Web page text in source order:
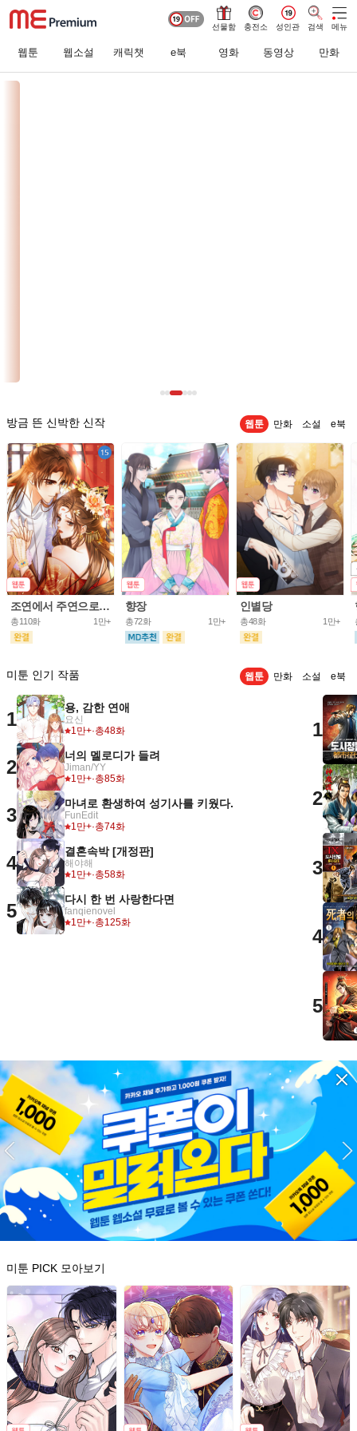
선물함 충전소 성인관 검색 메뉴
웹툰 웹소설 캐릭챗 e북 영화 동영상 만화
방금 뜬 신박한 신작 웹툰 만화 소설 e북
조연에서 주연으로 레벨업
총110화 1만+
향장
총72화 1만+
인별당
총48화 1만+
미툰 인기 작품 웹툰 만화 소설 e북
1
용, 감한 연애
요신
1만+·총48화
2
너의 멜로디가 들려
Jiman/YY
1만+·총85화
3
마녀로 환생하여 성기사를 키웠다.
FunEdit
1만+·총74화
4
결혼속박 [개정판]
해야해
1만+·총58화
5
다시 한 번 사랑한다면
fanqienovel
1만+·총125화
1
2
3
4
5
미툰 PICK 모아보기